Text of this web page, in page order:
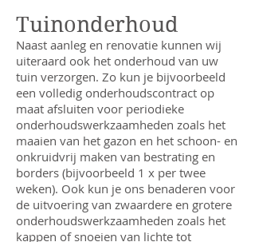
Tuinonderhoud
Naast aanleg en renovatie kunnen wij
uiteraard ook het onderhoud van uw
tuin verzorgen. Zo kun je bijvoorbeeld
een volledig onderhoudscontract op
maat afsluiten voor periodieke
onderhoudswerkzaamheden zoals het
maaien van het gazon en het schoon- en
onkruidvrij maken van bestrating en
borders (bijvoorbeeld 1 x per twee
weken). Ook kun je ons benaderen voor
de uitvoering van zwaardere en grotere
onderhoudswerkzaamheden zoals het
kappen of snoeien van lichte tot